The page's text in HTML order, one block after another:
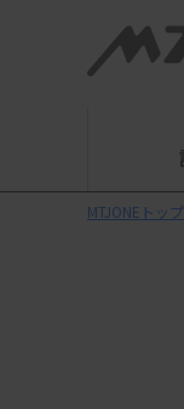
MTJONEトップ